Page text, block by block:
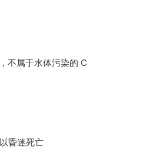
不属于水体污染的 C
昏迷死亡